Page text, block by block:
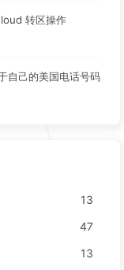
转区操作
己的美国电话号码
13
47
13